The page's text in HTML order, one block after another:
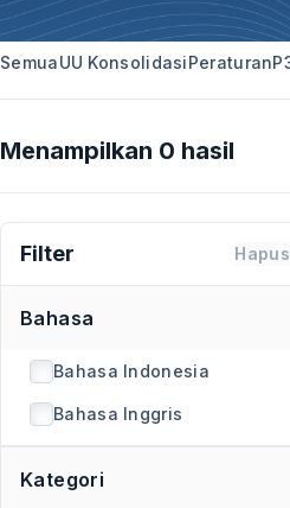
SemuaUU KonsolidasiPeraturan
Menampilkan 0 hasil
Filter
Bahasa
Bahasa Indonesia
Bahasa Inggris
Kategori